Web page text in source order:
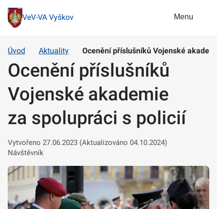
VeV-VA Vyškov Menu
Úvod Aktuality Ocenění příslušníků Vojenské
Ocenění příslušníků
Vojenské akademie
za spolupráci s policií
Vytvořeno 27.06.2023 (Aktualizováno 04.10.2024)
Návštěvník